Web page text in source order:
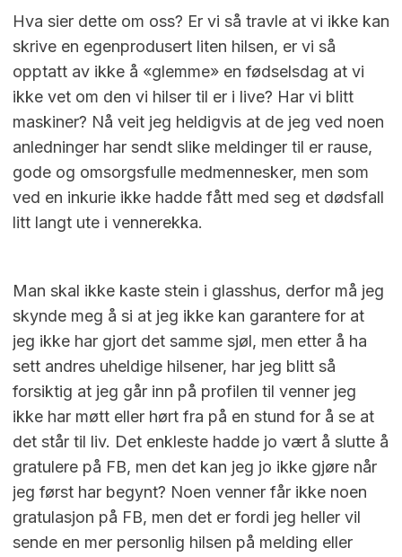
Hva sier dette om oss? Er vi så travle at vi ikke kan
skrive en egenprodusert liten hilsen, er vi så
opptatt av ikke å «glemme» en fødselsdag at vi
ikke vet om den vi hilser til er i live? Har vi blitt
maskiner? Nå veit jeg heldigvis at de jeg ved noen
anledninger har sendt slike meldinger til er rause,
gode og omsorgsfulle medmennesker, men som
ved en inkurie ikke hadde fått med seg et dødsfall
litt langt ute i vennerekka.
Man skal ikke kaste stein i glasshus, derfor må jeg
skynde meg å si at jeg ikke kan garantere for at
jeg ikke har gjort det samme sjøl, men etter å ha
sett andres uheldige hilsener, har jeg blitt så
forsiktig at jeg går inn på profilen til venner jeg
ikke har møtt eller hørt fra på en stund for å se at
det står til liv. Det enkleste hadde jo vært å slutte å
gratulere på FB, men det kan jeg jo ikke gjøre når
jeg først har begynt? Noen venner får ikke noen
gratulasjon på FB, men det er fordi jeg heller vil
sende en mer personlig hilsen på melding eller